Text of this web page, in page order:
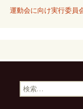
運動会に向け実行委員
検
索: